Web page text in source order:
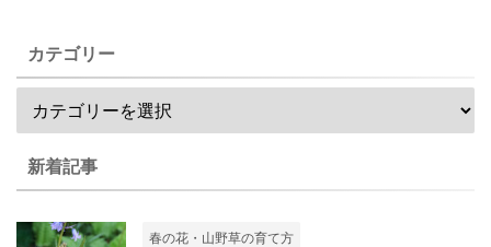
カテゴリー
新着記事
春の花・山野草の育て方